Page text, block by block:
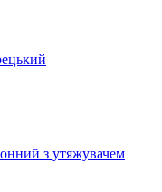
з утяжувачем